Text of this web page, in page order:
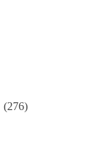
(276)